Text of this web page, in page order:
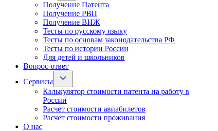
Получение Патента
Получение РВП
Получение ВНЖ
Тесты по русскому языку
Тесты по основам законодательства РФ
Тесты по истории России
Для детей и школьников
Вопрос-ответ
Сервисы
Калькулятор стоимости патента на работу в
России
Расчет стоимости авиабилетов
Расчет стоимости проживания
О нас